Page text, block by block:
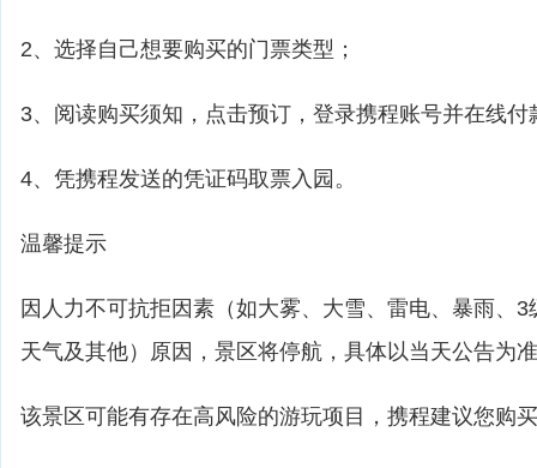
2、选择自己想要购买的门票类型；
3、阅读购买须知，点击预订，登录携程账号并在线付
4、凭携程发送的凭证码取票入园。
温馨提示
因人力不可抗拒因素（如大雾、大雪、雷电、暴雨、
天气及其他）原因，景区将停航，具体以当天公告为
该景区可能有存在高风险的游玩项目，携程建议您购